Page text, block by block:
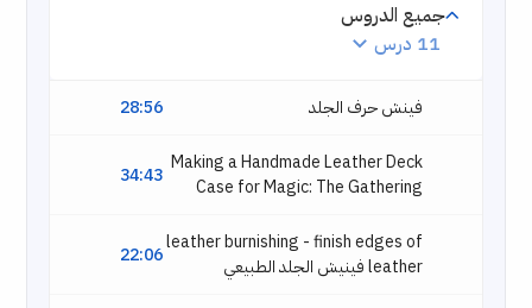
جميع الدروس
11 درس
28:56 فينش حرف الجلد
34:43 Making a Handmade Leather Deck
Case for Magic: The Gathering
22:06leather burnishing - finish edges of
leather فينيش الجلد الطبيعي